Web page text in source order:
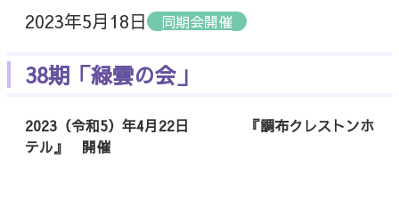
2023年5月18日 同期会開催
38期「緑雲の会」
2023（令和5）年4月22日 『調布クレストンホ
テル』 開催